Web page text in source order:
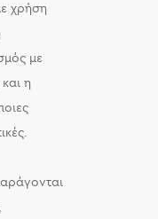
χρήση
με
η